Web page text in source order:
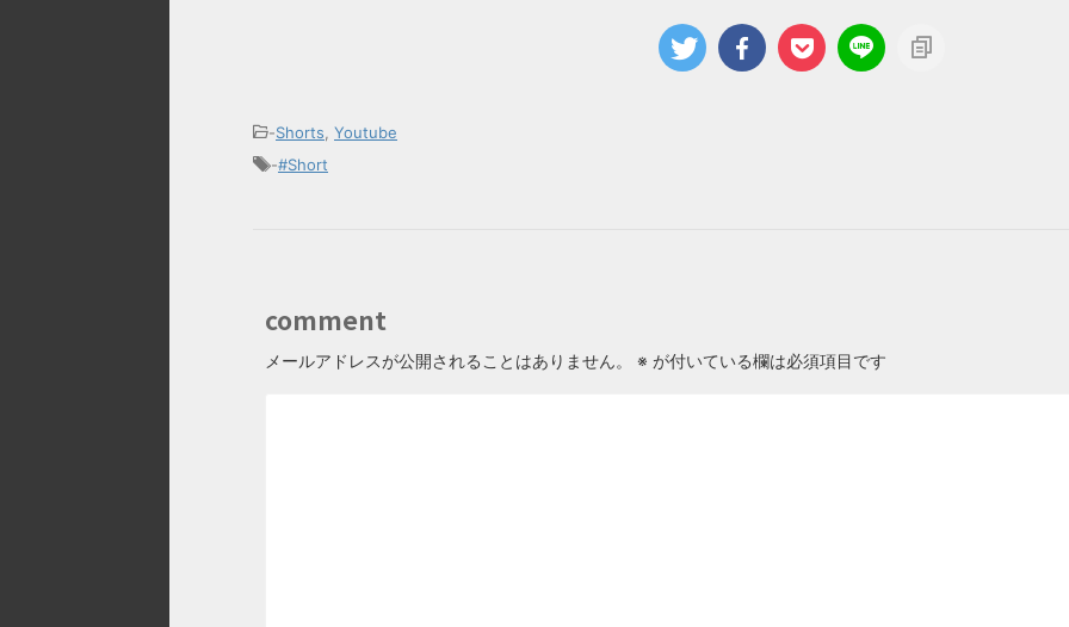
-Shorts, Youtube
-#Short
comment
メールアドレスが公開されることはありません。 ※ が付いている欄は必須項目です